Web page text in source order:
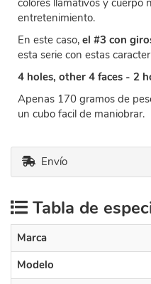
colores llamativos y cuerpo
entretenimiento.
En este caso, el #3 con
esta serie con estas
4 holes, other 4 faces - 2
Apenas 170 gramos de
un cubo facil de maniobrar.
Envío
Tabla de
Marca
Modelo